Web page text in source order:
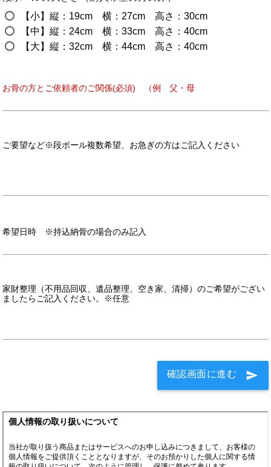
【小】縦：19cm 横：27cm 高さ：30cm
【中】縦：24cm 横：33cm 高さ：40cm
【大】縦：32cm 横：44cm 高さ：40cm
お骨の方とご依頼者のご関係(必須) （例 父・母
ご要望など※段ボール複数希望、お急ぎの方はご記入ください
希望日時 ※持込納骨の場合のみ記入
家財整理（不用品回収、遺品整理、空き家、清掃）のご希望がござい
ましたらご記入ください。※任意
確認画面に進む